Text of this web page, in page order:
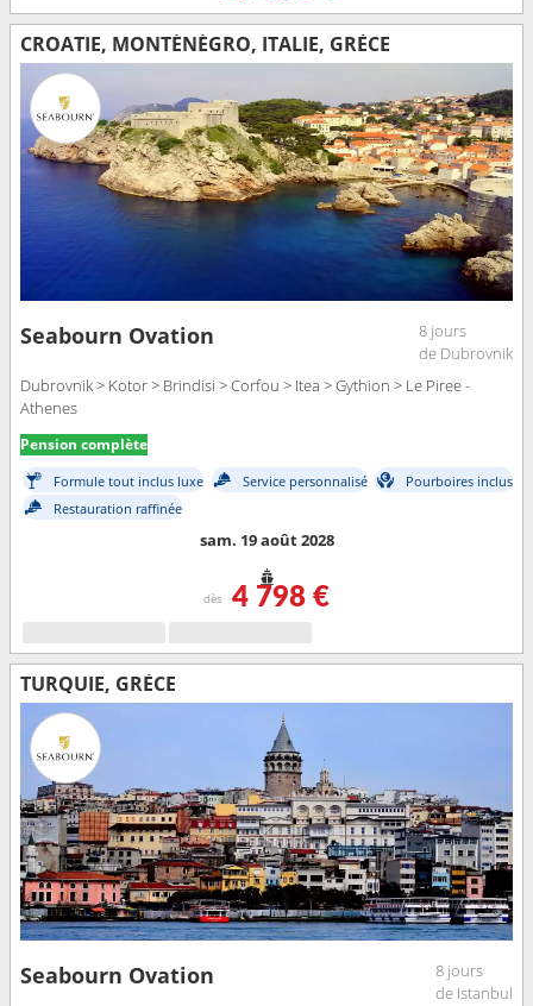
CROATIE, MONTÉNÉGRO, ITALIE, GRÈCE
Seabourn Ovation
8 jours
de Dubrovnik
Dubrovnik > Kotor > Brindisi > Corfou > Itea > Gythion > Le Piree -
Athenes
Pension complète
Formule tout inclus luxe Service personnalisé
Pourboires inclus
Restauration raffinée
sam. 19 août 2028
dès 4 798 €
TURQUIE, GRÈCE
Seabourn Ovation
8 jours
de Istanbul